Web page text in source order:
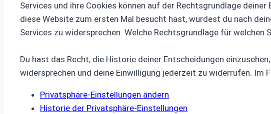
Services und ihre Cookies können auf der Rechtsgrundlage
diese Website zum ersten Mal besucht hast, wurdest du nach
Services zu widersprechen. Welche Rechtsgrundlage für
Du hast das Recht, die Historie deiner Entscheidungen
widersprechen und deine Einwilligung jederzeit zu widerrufen. Im
Privatsphäre-Einstellungen ändern
Historie der Privatsphäre-Einstellungen